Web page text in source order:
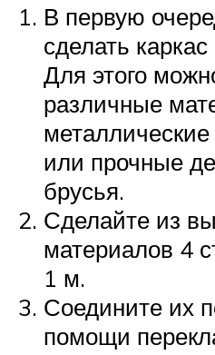
В первую
сделать
Для этого
различные
металлические
или прочные
брусья.
Сделайте из
материалов 4
1 м.
Соедините их
помощи